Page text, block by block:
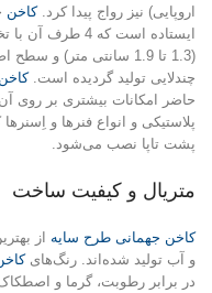
اروپایی) نیز رواج پیدا کرد.کاخن
چندلایی تولید گردیده است.کاخن
حاضر امکانات بیشتری بر روی
پلاستیکی و انواع فنرها و
پشت تاپا نصب می‌شود.
متریال و کیفیت ساخت
کاخن جهمانی طرح سایه از
و آب تولید شده‌اند. رنگ‌های
در برابر رطوبت، گرما و